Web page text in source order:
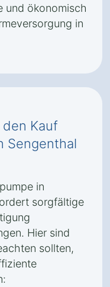
und ökonomisch
in
Kauf
Sengenthal
in
sorgfältige
Hier sind
sollten,